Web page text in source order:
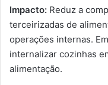
Impacto: Reduz a
terceirizadas de
operações internas.
internalizar cozinhas
alimentação.